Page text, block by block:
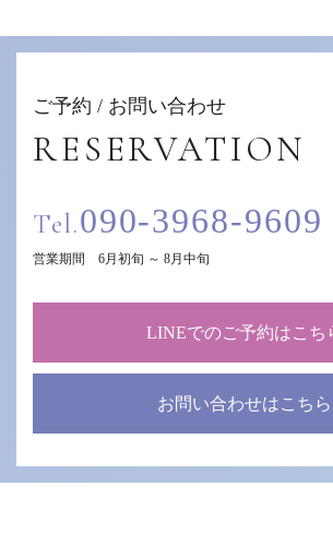
ご予約 / お問い合わせ
RESERVATION
Tel.090-3968-9609
営業期間 6月初旬 ～ 8月中旬
LINEでのご予約はこち
お問い合わせはこちら